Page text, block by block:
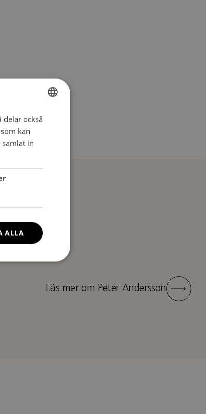
Läs mer om Peter Andersson
SWEDISH
SWEDISH
delar också
kan
in
ALLA